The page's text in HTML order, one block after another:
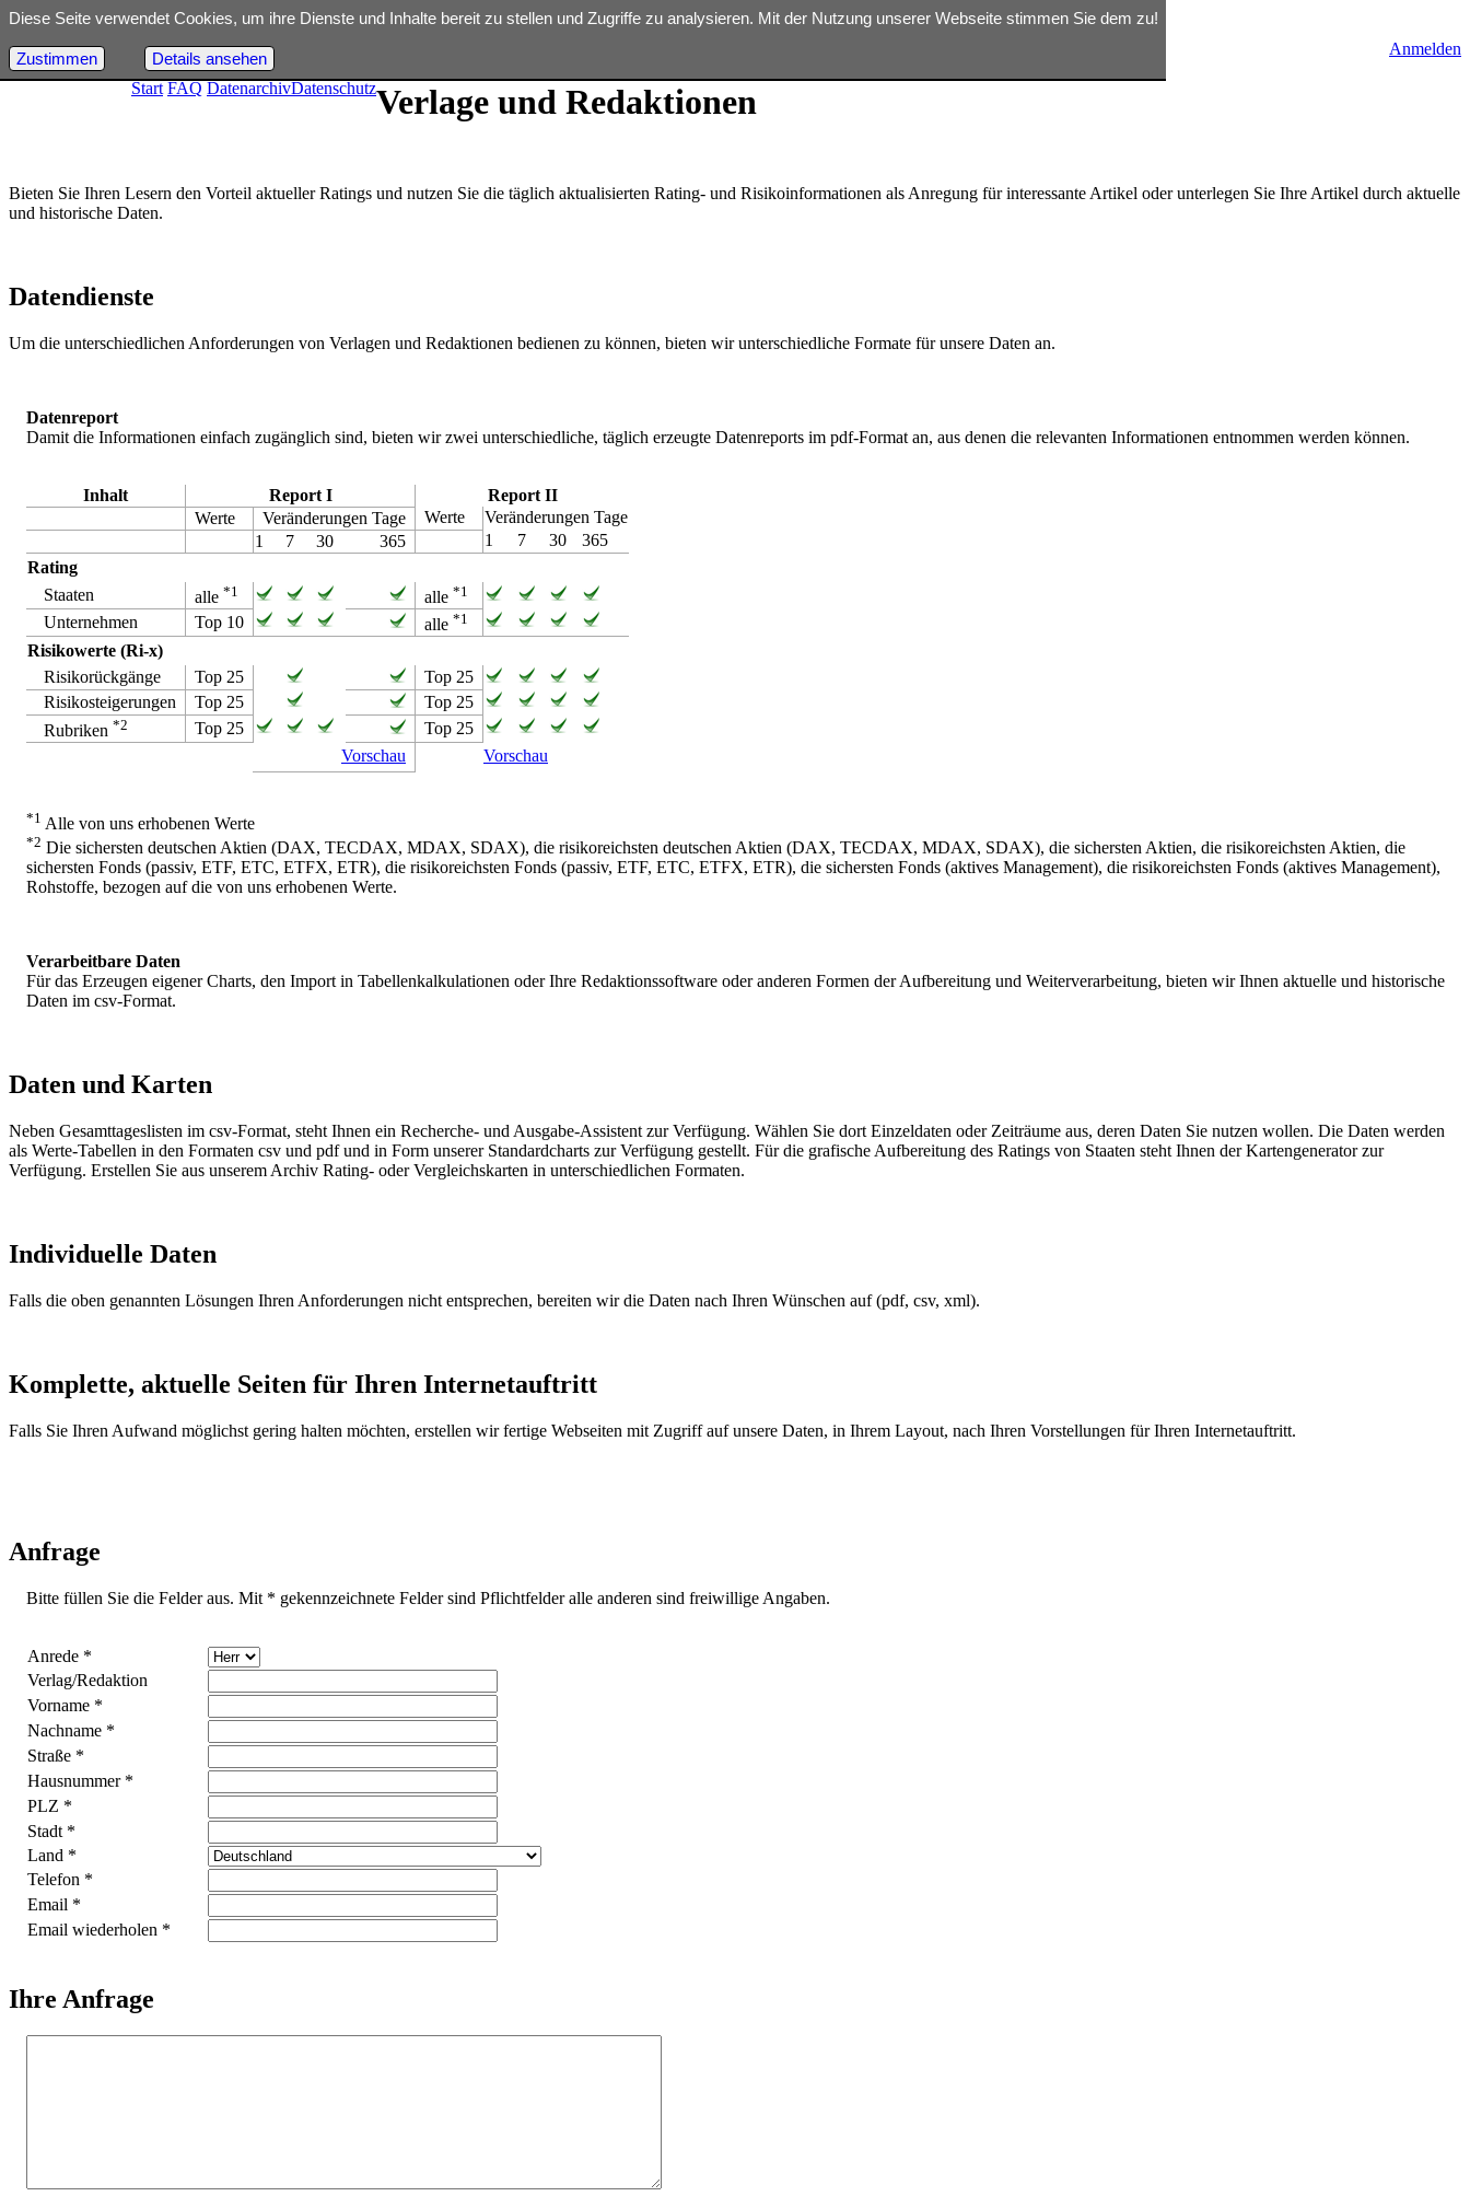
Start FAQ DatenarchivDatenschutz
Anmelden
Verlage und Redaktionen
Bieten Sie Ihren Lesern den Vorteil aktueller Ratings und nutzen Sie die täglich aktualisierten Rating- und Risikoinformationen als Anregung für interessante Artikel oder unterlegen Sie Ihre Artikel durch aktuelle
und historische Daten.
Datendienste
Um die unterschiedlichen Anforderungen von Verlagen und Redaktionen bedienen zu können, bieten wir unterschiedliche Formate für unsere Daten an.
Datenreport
Damit die Informationen einfach zugänglich sind, bieten wir zwei unterschiedliche, täglich erzeugte Datenreports im pdf-Format an, aus denen die relevanten Informationen entnommen werden können.
Inhalt Report I
Report II
Werte
Veränderungen Tage Werte
Veränderungen Tage
1
7 30 365 1 7 30
365
Rating
Staaten
alle *1 alle *1
Unternehmen Top 10 alle *1
Risikowerte (Ri-x)
Risikorückgänge
Top 25
Top 25
Risikosteigerungen
Top 25
Top 25
Rubriken *2 Top 25
Top 25
Vorschau
Vorschau
*1 Alle von uns erhobenen Werte
*2 Die sichersten deutschen Aktien (DAX, TECDAX, MDAX, SDAX), die risikoreichsten deutschen Aktien (DAX, TECDAX, MDAX, SDAX), die sichersten Aktien, die risikoreichsten Aktien, die
sichersten Fonds (passiv, ETF, ETC, ETFX, ETR), die risikoreichsten Fonds (passiv, ETF, ETC, ETFX, ETR), die sichersten Fonds (aktives Management), die risikoreichsten Fonds (aktives Management),
Rohstoffe, bezogen auf die von uns erhobenen Werte.
Verarbeitbare Daten
Für das Erzeugen eigener Charts, den Import in Tabellenkalkulationen oder Ihre Redaktionssoftware oder anderen Formen der Aufbereitung und Weiterverarbeitung, bieten wir Ihnen aktuelle und historische
Daten im csv-Format.
Daten und Karten
Neben Gesamttageslisten im csv-Format, steht Ihnen ein Recherche- und Ausgabe-Assistent zur Verfügung. Wählen Sie dort Einzeldaten oder Zeiträume aus, deren Daten Sie nutzen wollen. Die Daten werden
als Werte-Tabellen in den Formaten csv und pdf und in Form unserer Standardcharts zur Verfügung gestellt. Für die grafische Aufbereitung des Ratings von Staaten steht Ihnen der Kartengenerator zur
Verfügung. Erstellen Sie aus unserem Archiv Rating- oder Vergleichskarten in unterschiedlichen Formaten.
Individuelle Daten
Falls die oben genannten Lösungen Ihren Anforderungen nicht entsprechen, bereiten wir die Daten nach Ihren Wünschen auf (pdf, csv, xml).
Komplette, aktuelle Seiten für Ihren Internetauftritt
Falls Sie Ihren Aufwand möglichst gering halten möchten, erstellen wir fertige Webseiten mit Zugriff auf unsere Daten, in Ihrem Layout, nach Ihren Vorstellungen für Ihren Internetauftritt.
Anfrage
Bitte füllen Sie die Felder aus. Mit * gekennzeichnete Felder sind Pflichtfelder alle anderen sind freiwillige Angaben.
Anrede *
Verlag/Redaktion
Vorname *
Nachname *
Straße *
Hausnummer *
PLZ *
Stadt *
Land *
Telefon *
Email *
Email wiederholen *
Ihre Anfrage
Diese Seite verwendet Cookies, um ihre Dienste und Inhalte bereit zu stellen und Zugriffe zu analysieren. Mit der Nutzung unserer Webseite stimmen Sie dem zu!
Zustimmen Details ansehen